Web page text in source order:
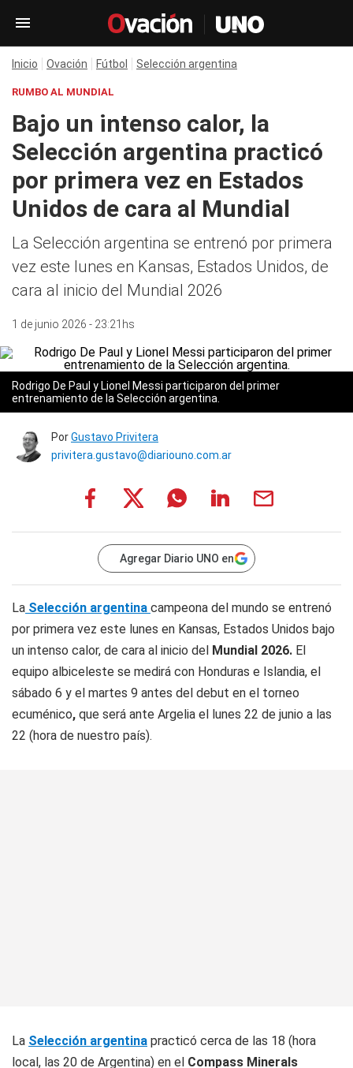
Inicio Ovación Fútbol Selección argentina
RUMBO AL MUNDIAL
Bajo un intenso calor, la
Selección argentina practicó
por primera vez en Estados
Unidos de cara al Mundial
La Selección argentina se entrenó por primera
vez este lunes en Kansas, Estados Unidos, de
cara al inicio del Mundial 2026
1 de junio 2026 - 23:21hs
Rodrigo De Paul y Lionel Messi participaron del primer
entrenamiento de la Selección argentina.
PorGustavo Privitera
privitera.gustavo@diariouno.com.ar
Agregar Diario UNO en
La Selección argentina campeona del mundo se entrenó
por primera vez este lunes en Kansas, Estados Unidos bajo
un intenso calor, de cara al inicio del Mundial 2026. El
equipo albiceleste se medirá con Honduras e Islandia, el
sábado 6 y el martes 9 antes del debut en el torneo
ecuménico, que será ante Argelia el lunes 22 de junio a las
22 (hora de nuestro país).
La Selección argentina practicó cerca de las 18 (hora
local, las 20 de Argentina) en el Compass Minerals